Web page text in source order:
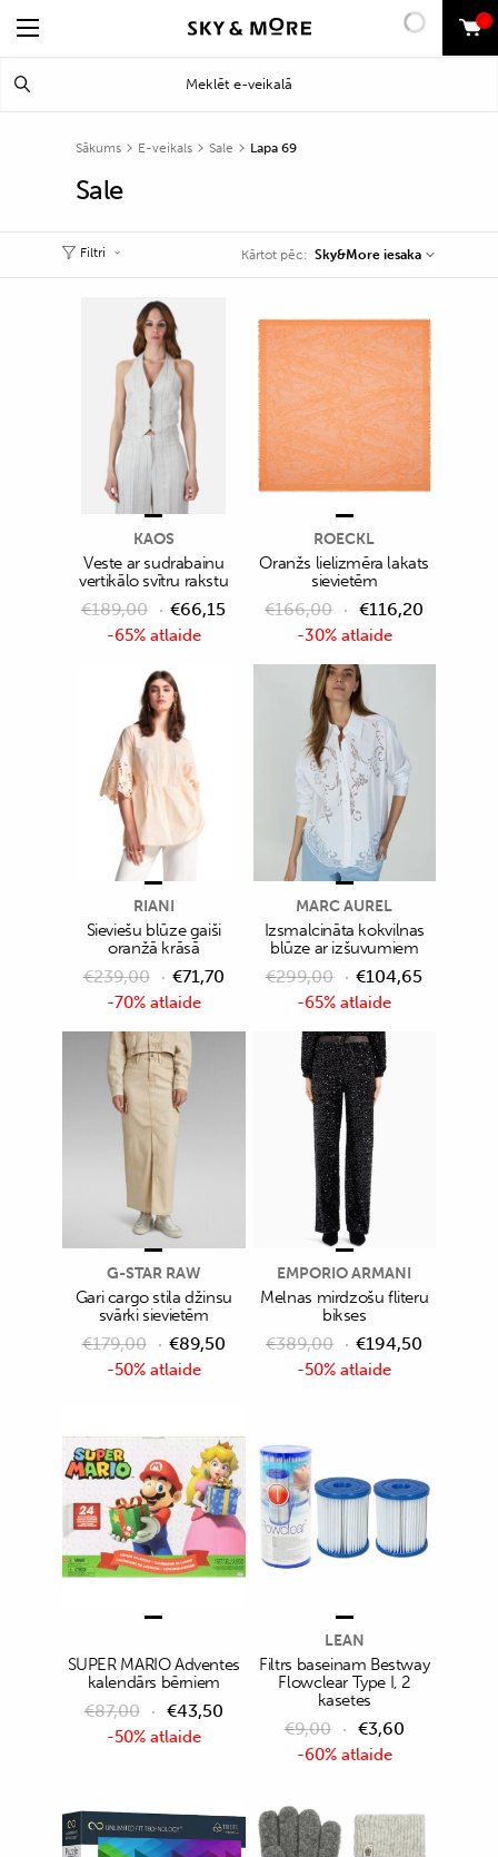
0
Sākums E-veikals Sale Lapa 69
Sale
Filtri Kārtot pēc: Sky&More iesaka
-65% atlaide
KAOS
Veste ar sudrabainu
vertikālo svītru rakstu
€189,00 €66,15
-30% atlaide
ROECKL
Oranžs lielizmēra lakats
sievietēm
€166,00 €116,20
-70% atlaide
RIANI
Sieviešu blūze gaiši
oranžā krāsā
€239,00 €71,70
-65% atlaide
MARC AUREL
Izsmalcināta kokvilnas
blūze ar izšuvumiem
€299,00 €104,65
-50% atlaide
G-STAR RAW
Gari cargo stila džinsu
svārki sievietēm
€179,00 €89,50
-50% atlaide
EMPORIO ARMANI
Melnas mirdzošu fliteru
bikses
€389,00 €194,50
-50% atlaide
SUPER MARIO Adventes
kalendārs bērniem
€87,00 €43,50
-60% atlaide
LEAN
Filtrs baseinam Bestway
Flowclear Type I, 2
kasetes
€9,00 €3,60